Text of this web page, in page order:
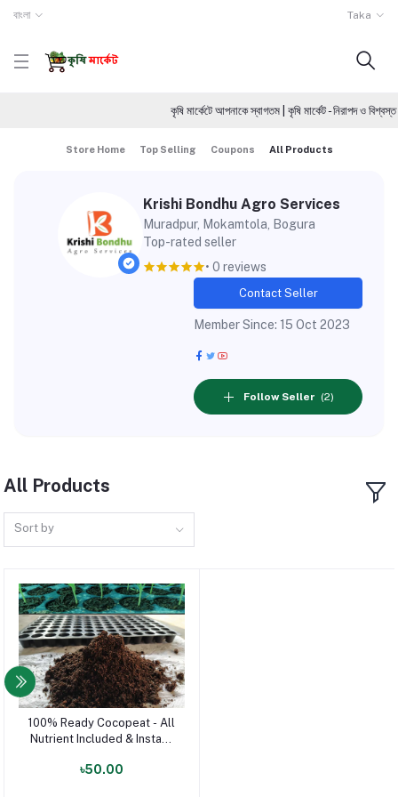
বাংলা Taka
কৃষি মার্কেটে আপনাকে স্বাগতম | কৃষি মার্কেট - নিরাপদ ও
Store Home Top Selling Coupons All Products
Krishi Bondhu Agro Services
Muradpur, Mokamtola, Bogura
Top-rated seller
• 0 reviews
Contact Seller
Member Since: 15 Oct 2023
Follow Seller (2)
All Products
Sort by
পণ্য যোগ করুন
100% Ready Cocopeat - All
Nutrient Included & Instant
৳50.00